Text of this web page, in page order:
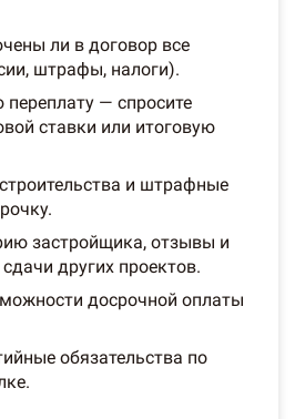
ли в договор все
штрафы, налоги).
— спросите
ставки или итоговую
и штрафные
застройщика, отзывы и
других проектов.
досрочной оплаты
обязательства по